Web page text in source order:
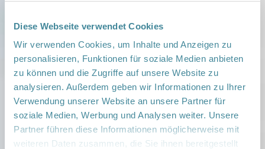
Diese Webseite verwendet Cookies
Wir verwenden Cookies, um Inhalte und Anzeigen zu
personalisieren, Funktionen für soziale Medien anbieten
zu können und die Zugriffe auf unsere Website zu
analysieren. Außerdem geben wir Informationen zu Ihrer
Verwendung unserer Website an unsere Partner für
soziale Medien, Werbung und Analysen weiter. Unsere
Partner führen diese Informationen möglicherweise mit
weiteren Daten zusammen, die Sie ihnen bereitgestellt
Massage zu nennen.
Der wichtigste Vorteil ist dabei die Interaktion
zwischen Eltern und Baby: sie fördert die Bindung
und das Zugehörigkeitsgefühl und die
Entwicklung einer liebevollen und respektvollen
Beziehung.
Für Gesunde Kinder - und Starke Familien!